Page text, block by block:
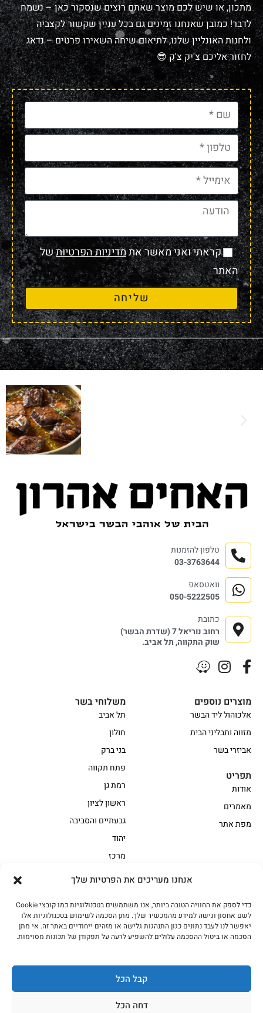
אנחנו מעריכים את הפרטיות שלך
כדי לספק את החוויה הטובה ביותר, אנו משתמשים בטכנולוגיות כמו קובצי Cookie
לשם אחסון וגישה למידע מהמכשיר שלך. מתן הסכמה לשימוש בטכנולוגיות אלו
יאפשר לנו לעבד נתונים כגון התנהגות גלישה או מזהים ייחודיים באתר זה. אי מתן
הסכמה או ביטול ההסכמה עלולים להשפיע לרעה על תפקודן של תכונות מסוימות.
קבל הכל
דחה הכל
מתכון, או שיש לכם מוצר שאתם רוצים שנסקור כאן – נשמח
לדבר! כמובן שאנחנו זמינים גם בכל עניין שקשור לקצביה
ולחנות האונליין שלנו, לתיאום שיחה השאירו פרטים – נדאג
לחזור אליכם צ'יק צ'ק 😎
קראתי ואני מאשר אתמדיניות הפרטיותשל
האתר
שליחה
אווז
בשר בקר משובח
בשר בקר עגלה משובח
בשר למעשנת
הודו
חלקים אחוריים
מיוחדי מסורת1
נתחי פנים
עוף
משלוחי בשר
תל אביב
חולון
בני ברק
פתח תקווה
רמת גן
ראשון לציון
גבעתיים והסביבה
יהוד
מרכז
מוצרים נוספים
אלכוהול ליד הבשר
מזווה ותבליני הבית
אביזרי בשר
תפריט
אודות
מאמרים
מפת אתר
טלפון להזמנות
03-3763644
וואטסאפ
050-5222505
כתובת
רחוב נוריאל 7 (שדרת הבשר)
שוק התקווה, תל אביב.